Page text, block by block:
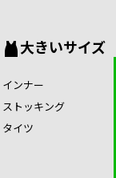
大きいサイズ
インナー
ストッキング
タイツ